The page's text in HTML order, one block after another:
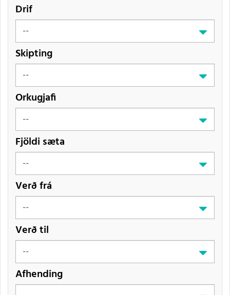
Drif
Skipting
Orkugjafi
Fjöldi sæta
Verð frá
Verð til
Afhending